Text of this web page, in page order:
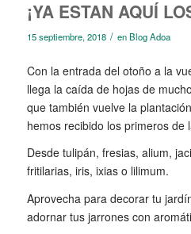
¡YA ESTAN AQUÍ
15 septiembre, 2018 / enBlog Adoa
Con la entrada del otoño a la
llega la caída de hojas de
que también vuelve la
hemos recibido los primeros de
Desde tulipán, fresias, alium,
fritilarias, iris, ixias o lilimum.
Aprovecha para decorar tu
adornar tus jarrones con